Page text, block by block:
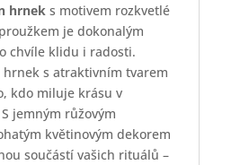
hrneks motivem rozkvetlé
je dokonalým
chvíle klidu i radosti.
s atraktivním tvarem
kdo miluje krásu v
jemným růžovým
květinovým dekorem
součástí vašich rituálů –